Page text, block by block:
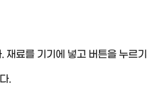
재료를 기기에 넣고 버튼을 누르
.